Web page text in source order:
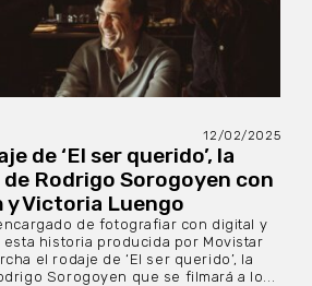
12/02/2025
de ‘El ser querido’, la
Rodrigo Sorogoyen con
y Victoria Luengo
de fotografiar con digital y
historia producida por Movistar
el rodaje de ‘El ser querido’, la
Sorogoyen que se filmará a lo...